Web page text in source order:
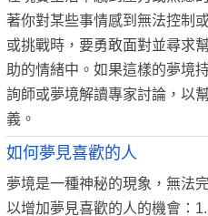
著你對某些事情感到無法控制
或挑戰時，要勇敢面對並尋求
助的情緒中。如果這樣的夢境
詢師或夢境解讀專家討論，以
義。
如何夢見喜歡的人
夢境是一種神秘的現象，無法
以增加夢見喜歡的人的機會：